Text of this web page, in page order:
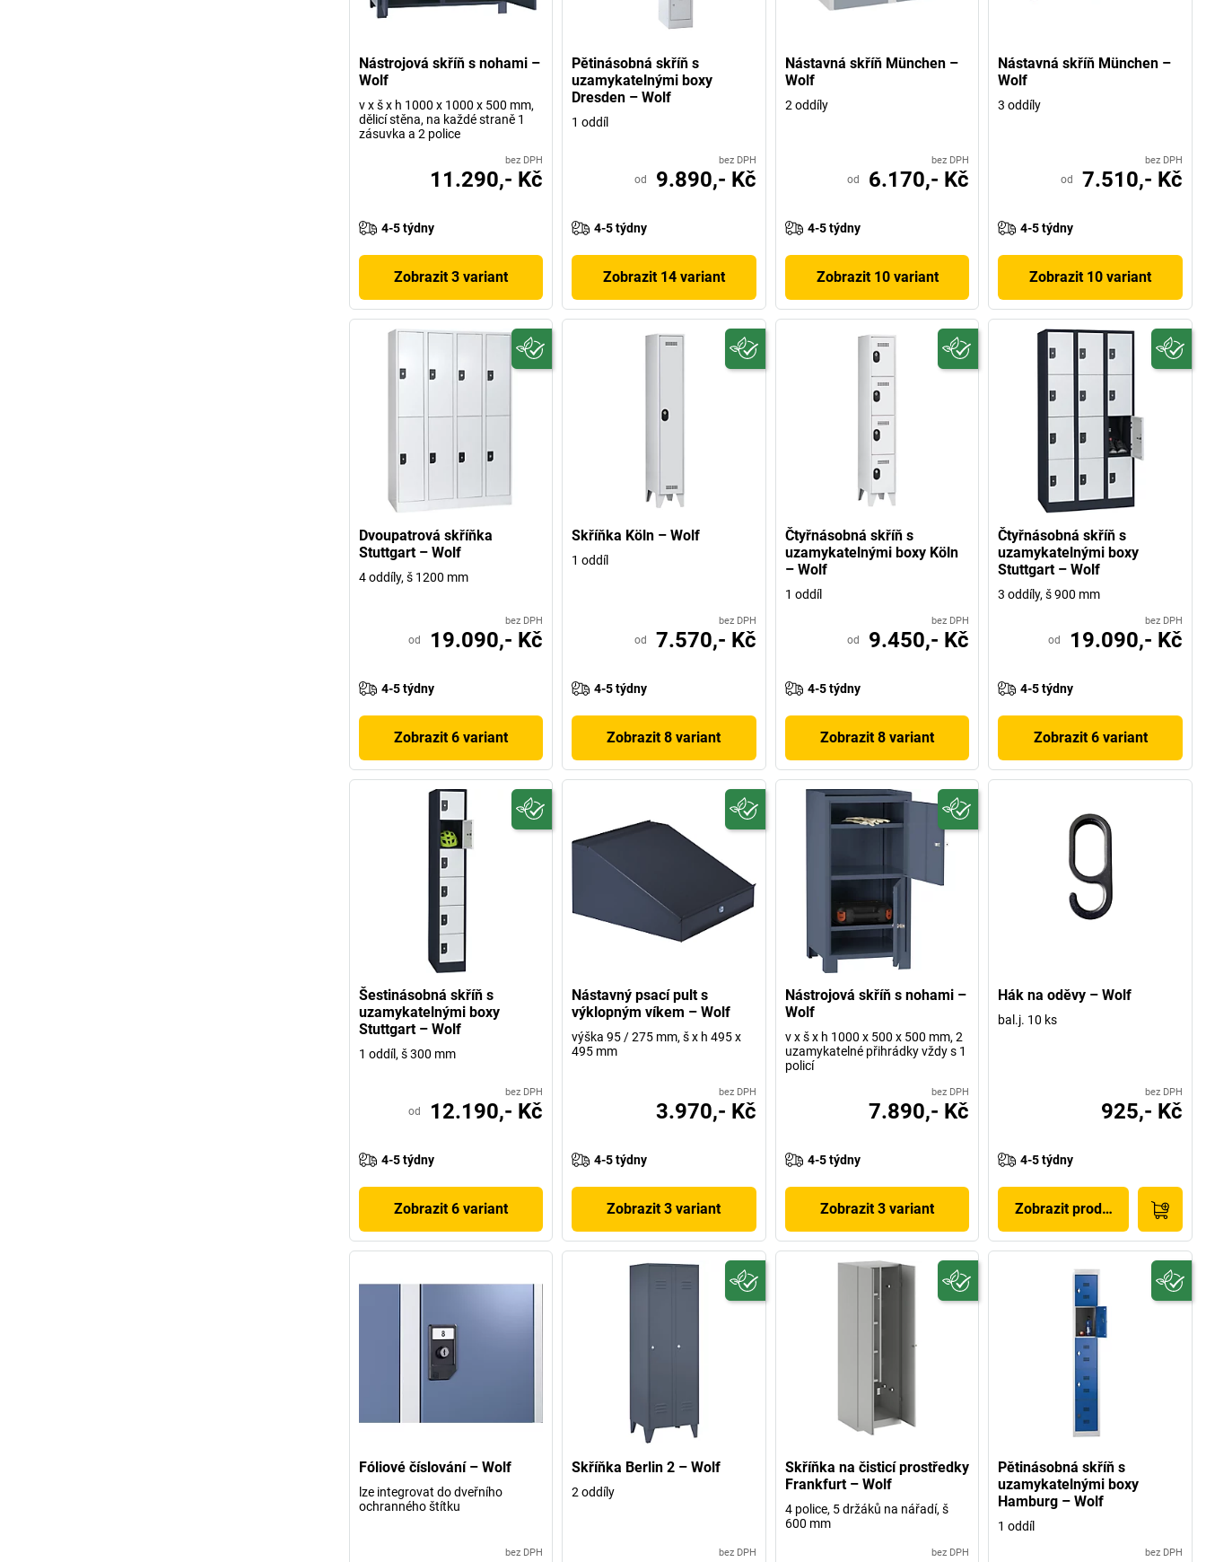
Nástrojová skříň s nohami –
Wolf
v x š x h 1000 x 1000 x 500 mm,
dělicí stěna, na každé straně 1
zásuvka a 2 police
bez DPH
11.290,- Kč
4-5 týdny
Zobrazit 3 variant
Pětinásobná skříň s
uzamykatelnými boxy
Dresden – Wolf
1 oddíl
bez DPH
od 9.890,- Kč
4-5 týdny
Zobrazit 14 variant
Nástavná skříň München –
Wolf
2 oddíly
bez DPH
od 6.170,- Kč
4-5 týdny
Zobrazit 10 variant
Nástavná skříň München –
Wolf
3 oddíly
bez DPH
od 7.510,- Kč
4-5 týdny
Zobrazit 10 variant
Dvoupatrová skříňka
Stuttgart – Wolf
4 oddíly, š 1200 mm
bez DPH
od 19.090,- Kč
4-5 týdny
Zobrazit 6 variant
Skříňka Köln – Wolf
1 oddíl
bez DPH
od 7.570,- Kč
4-5 týdny
Zobrazit 8 variant
Čtyřnásobná skříň s
uzamykatelnými boxy Köln
– Wolf
1 oddíl
bez DPH
od 9.450,- Kč
4-5 týdny
Zobrazit 8 variant
Čtyřnásobná skříň s
uzamykatelnými boxy
Stuttgart – Wolf
3 oddíly, š 900 mm
bez DPH
od 19.090,- Kč
4-5 týdny
Zobrazit 6 variant
Šestinásobná skříň s
uzamykatelnými boxy
Stuttgart – Wolf
1 oddíl, š 300 mm
bez DPH
od 12.190,- Kč
4-5 týdny
Zobrazit 6 variant
Nástavný psací pult s
výklopným víkem – Wolf
výška 95 / 275 mm, š x h 495 x
495 mm
bez DPH
3.970,- Kč
4-5 týdny
Zobrazit 3 variant
Nástrojová skříň s nohami –
Wolf
v x š x h 1000 x 500 x 500 mm, 2
uzamykatelné přihrádky vždy s 1
policí
bez DPH
7.890,- Kč
4-5 týdny
Zobrazit 3 variant
Hák na oděvy – Wolf
bal.j. 10 ks
bez DPH
925,- Kč
4-5 týdny
Zobrazit produkt
Fóliové číslování – Wolf
lze integrovat do dveřního
ochranného štítku
bez DPH
Skříňka Berlin 2 – Wolf
2 oddíly
bez DPH
Skříňka na čisticí prostředky
Frankfurt – Wolf
4 police, 5 držáků na nářadí, š
600 mm
bez DPH
Pětinásobná skříň s
uzamykatelnými boxy
Hamburg – Wolf
1 oddíl
bez DPH